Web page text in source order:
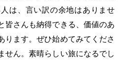
は、言い訳の余地はありませ
皆さんも納得できる、価値のあ
ります。ぜひ始めてみてくださ
せん。素晴らしい旅になるでし